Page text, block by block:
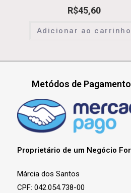
R$45,60
Adicionar ao carrinho
Metódos de
Proprietário de um Negócio
Márcia dos Santos
CPF: 042.054.738-00